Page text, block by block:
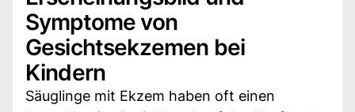
Symptome von
Gesichtsekzemen bei
Kindern
Säuglinge mit Ekzem haben oft einen